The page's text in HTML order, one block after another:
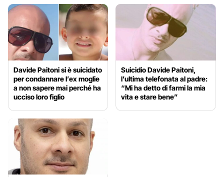
Davide Paitoni si è suicidato
per condannare l’ex moglie
a non sapere mai perché ha
ucciso loro figlio
Suicidio Davide Paitoni,
l’ultima telefonata al padre:
“Mi ha detto di farmi la mia
vita e stare bene”